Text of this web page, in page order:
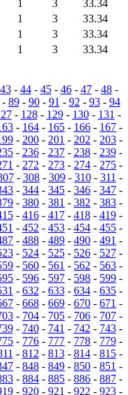
1 3
33.34
1 3
33.34
1 3
33.34
1 3 33.34
43- 44- 45- 46- 47- 48-
89- 90- 91 - 92 - 93- 94
- 128- 129- 130- 131 -
- 164 - 165 - 166 - 167 -
- 200 - 201 - 202 - 203 -
- 236- 237- 238- 239-
- 272 - 273 - 274 - 275 -
- 308- 309- 310- 311 -
- 344 - 345 - 346 - 347 -
- 380 - 381 - 382 - 383 -
- 416- 417- 418- 419-
- 452 - 453 - 454 - 455 -
- 488 - 489 - 490 - 491 -
- 524- 525- 526- 527-
- 560 - 561 - 562 - 563 -
- 596 - 597 - 598 - 599 -
- 632 - 633- 634- 635-
- 668 - 669 - 670 - 671 -
- 704 - 705 - 706 - 707 -
- 740- 741 - 742 - 743-
- 776 - 777 - 778 - 779 -
- 812 - 813- 814- 815-
- 848 - 849 - 850 - 851 -
- 884 - 885 - 886 - 887 -
- 920- 921 - 922 - 923-